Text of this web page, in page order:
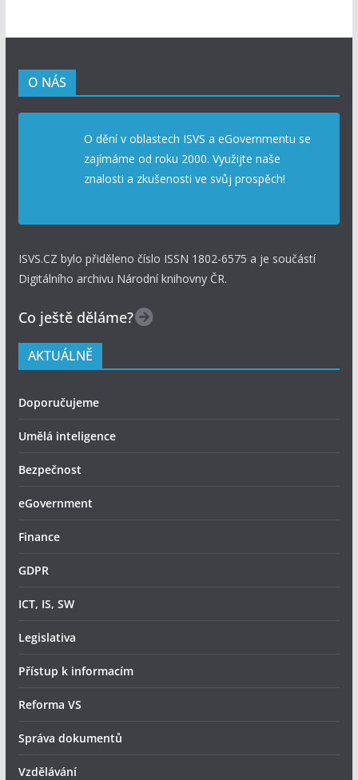
O NÁS
O dění v oblastech ISVS a eGovernmentu se
zajímáme od roku 2000. Využijte naše
znalosti a zkušenosti ve svůj prospěch!
ISVS.CZ bylo přiděleno číslo ISSN 1802-6575 a je součástí
Digitálního archivu Národní knihovny ČR.
Co ještě děláme?
AKTUÁLNĚ
Doporučujeme
Umělá inteligence
Bezpečnost
eGovernment
Finance
GDPR
ICT, IS, SW
Legislativa
Přístup k informacím
Reforma VS
Správa dokumentů
Vzdělávání